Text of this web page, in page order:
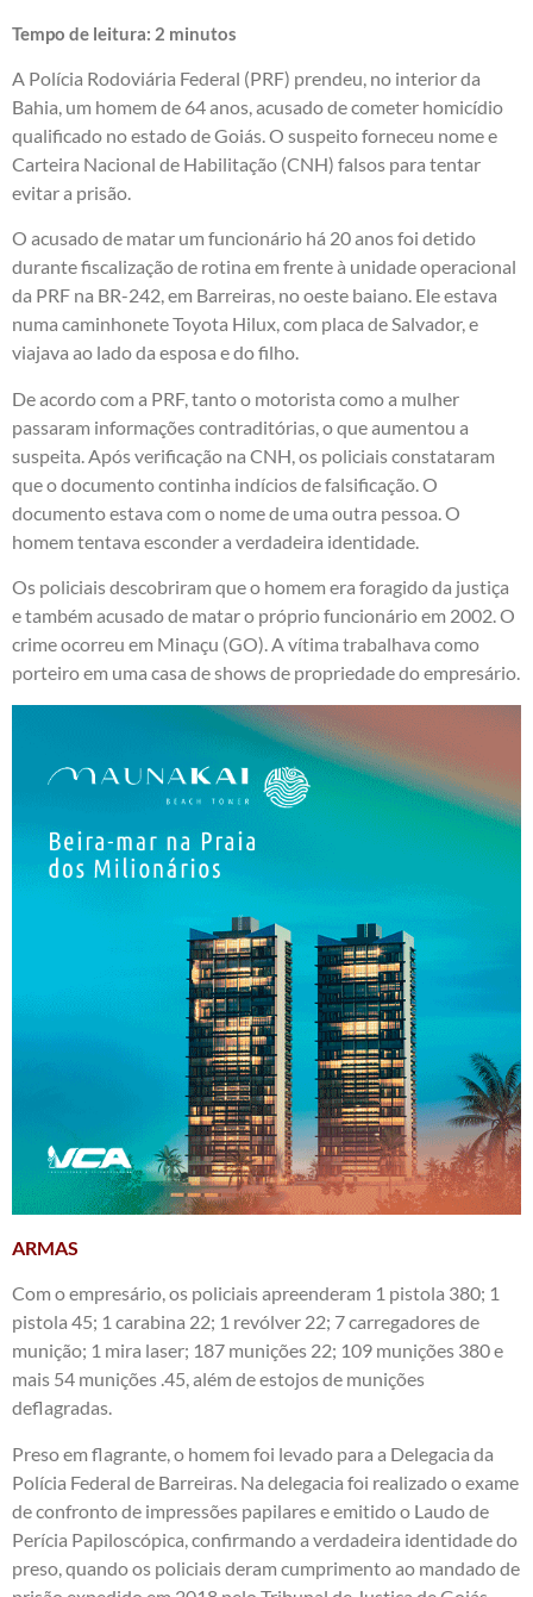
Tempo de leitura: 2 minutos
A Polícia Rodoviária Federal (PRF) prendeu, no interior da
Bahia, um homem de 64 anos, acusado de cometer homicídio
qualificado no estado de Goiás. O suspeito forneceu nome e
Carteira Nacional de Habilitação (CNH) falsos para tentar
evitar a prisão.
O acusado de matar um funcionário há 20 anos foi detido
durante fiscalização de rotina em frente à unidade operacional
da PRF na BR-242, em Barreiras, no oeste baiano. Ele estava
numa caminhonete Toyota Hilux, com placa de Salvador, e
viajava ao lado da esposa e do filho.
De acordo com a PRF, tanto o motorista como a mulher
passaram informações contraditórias, o que aumentou a
suspeita. Após verificação na CNH, os policiais constataram
que o documento continha indícios de falsificação. O
documento estava com o nome de uma outra pessoa. O
homem tentava esconder a verdadeira identidade.
Os policiais descobriram que o homem era foragido da justiça
e também acusado de matar o próprio funcionário em 2002. O
crime ocorreu em Minaçu (GO). A vítima trabalhava como
porteiro em uma casa de shows de propriedade do empresário.
ARMAS
Com o empresário, os policiais apreenderam 1 pistola 380; 1
pistola 45; 1 carabina 22; 1 revólver 22; 7 carregadores de
munição; 1 mira laser; 187 munições 22; 109 munições 380 e
mais 54 munições .45, além de estojos de munições
deflagradas.
Preso em flagrante, o homem foi levado para a Delegacia da
Polícia Federal de Barreiras. Na delegacia foi realizado o exame
de confronto de impressões papilares e emitido o Laudo de
Perícia Papiloscópica, confirmando a verdadeira identidade do
preso, quando os policiais deram cumprimento ao mandado de